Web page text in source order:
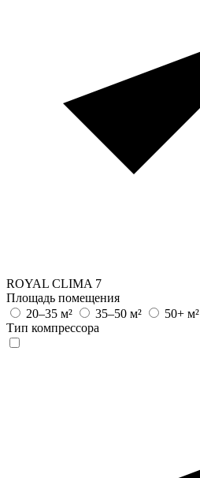
ROYAL CLIMA 7
Площадь помещения
20–35 м²
35–50 м²
50+ м²
Тип компрессора